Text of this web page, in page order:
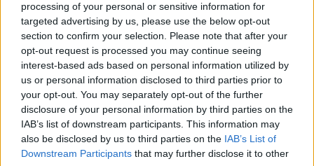
processing of your personal or sensitive information for
targeted advertising by us, please use the below opt-out
section to confirm your selection. Please note that after your
opt-out request is processed you may continue seeing
interest-based ads based on personal information utilized by
us or personal information disclosed to third parties prior to
your opt-out. You may separately opt-out of the further
disclosure of your personal information by third parties on the
IAB’s list of downstream participants. This information may
also be disclosed by us to third parties on the IAB’s List of
Downstream Participants that may further disclose it to other
4.8.2026 12:52 (ČTK)
Hospodářská zvířata na jihu
Čech se při tropických
teplotách ochlazují v
remízkách i kamenných stájích.
Někteří jihočeští farmáři
vypouštějí krávy, ovce či koně na pastviny v noci a v největších
vedrech je nechávají uvnitř chladnějších budov. Kvůli suchu
neroste na loukách tráva a zemědělci musí dobytek přikrmovat
zásobami sena na zimu. Vysychají zdroje vody a rostou náklady na
její dopravu i na elektřinu na ochlazování zvířat, zjistila ČTK.